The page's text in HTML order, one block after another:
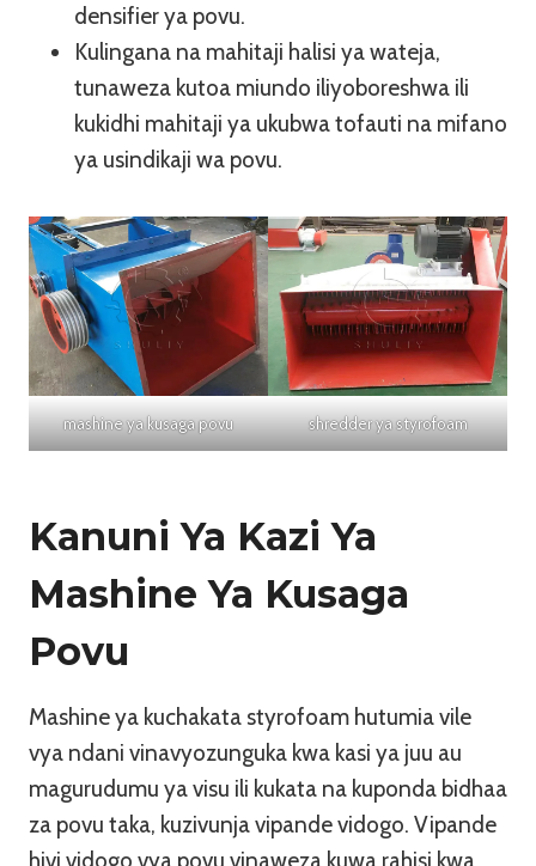
densifier ya povu.
Kulingana na mahitaji halisi ya wateja,
tunaweza kutoa miundo iliyoboreshwa ili
kukidhi mahitaji ya ukubwa tofauti na mifano
ya usindikaji wa povu.
mashine ya kusaga povu shredder ya styrofoam
Kanuni Ya Kazi Ya
Mashine Ya Kusaga
Povu
Mashine ya kuchakata styrofoam hutumia vile
vya ndani vinavyozunguka kwa kasi ya juu au
magurudumu ya visu ili kukata na kuponda bidhaa
za povu taka, kuzivunja vipande vidogo. Vipande
hivi vidogo vya povu vinaweza kuwa rahisi kwa